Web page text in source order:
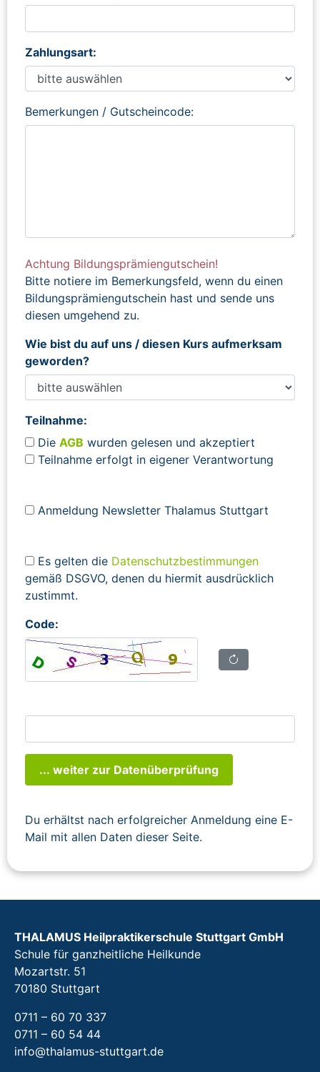
Zahlungsart:
Bemerkungen / Gutscheincode:
Achtung Bildungsprämiengutschein!
Bitte notiere im Bemerkungsfeld, wenn du einen
Bildungsprämiengutschein hast und sende uns
diesen umgehend zu.
Wie bist du auf uns / diesen Kurs aufmerksam
geworden?
Teilnahme:
Die AGB wurden gelesen und akzeptiert
Teilnahme erfolgt in eigener Verantwortung
Anmeldung Newsletter Thalamus Stuttgart
Es gelten die Datenschutzbestimmungen
gemäß DSGVO, denen du hiermit ausdrücklich
zustimmt.
Code:
... weiter zur Datenüberprüfung
Du erhältst nach erfolgreicher Anmeldung eine E-
Mail mit allen Daten dieser Seite.
THALAMUS Heilpraktikerschule Stuttgart GmbH
Schule für ganzheitliche Heilkunde
Mozartstr. 51
70180 Stuttgart
0711 – 60 70 337
0711 – 60 54 44
info@thalamus-stuttgart.de